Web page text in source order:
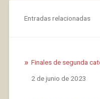
Entradas relacionadas
Finales de segunda
Fecha
2 de junio de 2023